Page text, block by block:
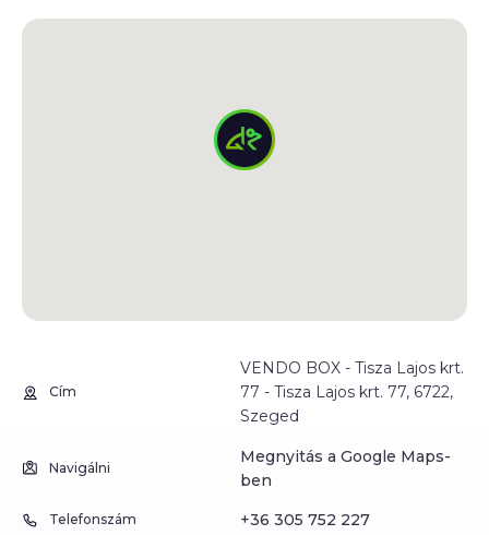
Cím
VENDO BOX - Tisza Lajos krt.
77 - Tisza Lajos krt. 77, 6722,
Szeged
Navigálni
Megnyitás a Google Maps-
ben
Telefonszám +36 305 752 227